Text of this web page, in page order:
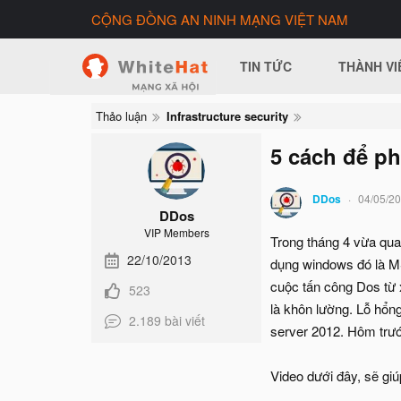
CỘNG ĐỒNG AN NINH MẠNG VIỆT NAM
TIN TỨC THÀNH
Thảo luận Infrastructure security
DDos
VIP Members
22/10/2013
523
2.189 bài viết
5 cách để
DDos 04/05/
Trong tháng 4 vừa
dụng windows đó là
cuộc tấn công Dos từ
là khôn lường. Lỗ
server 2012. Hôm
Video dưới đây, sẽ